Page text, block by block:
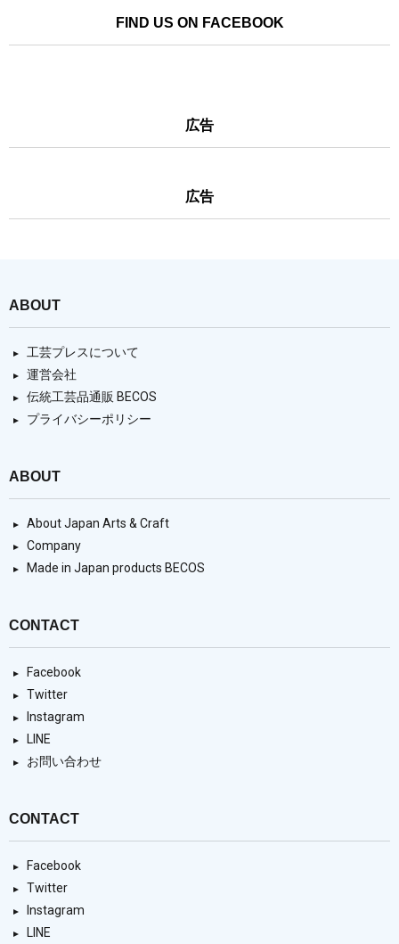
FIND US ON FACEBOOK
広告
広告
ABOUT
工芸プレスについて
運営会社
伝統工芸品通販 BECOS
プライバシーポリシー
ABOUT
About Japan Arts & Craft
Company
Made in Japan products BECOS
CONTACT
Facebook
Twitter
Instagram
LINE
お問い合わせ
CONTACT
Facebook
Twitter
Instagram
LINE